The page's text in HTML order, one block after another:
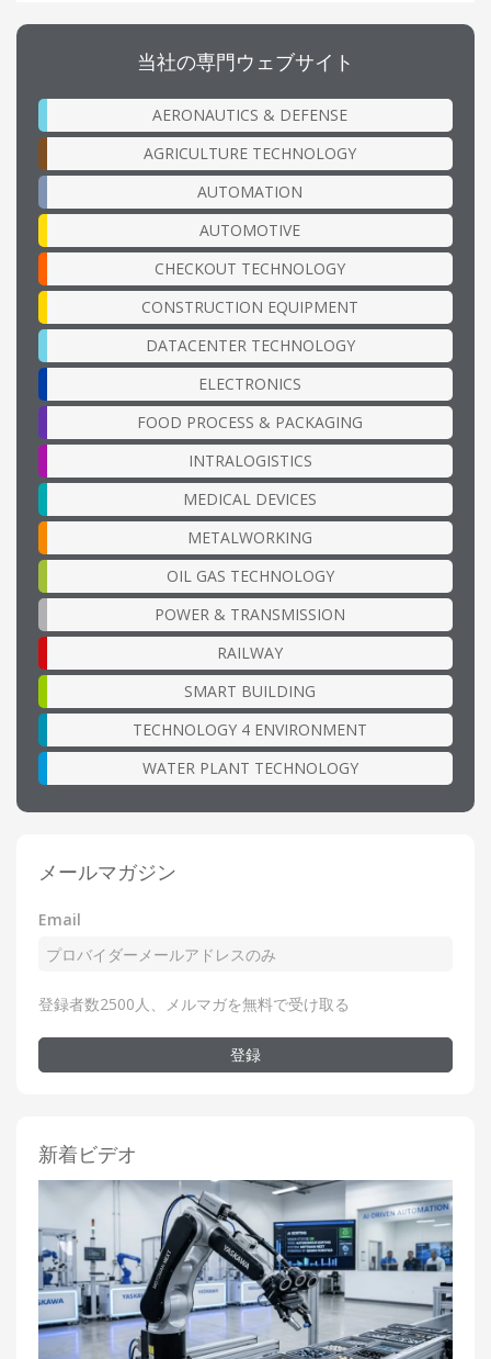
当社の専門ウェブサイト
AERONAUTICS & DEFENSE
AGRICULTURE TECHNOLOGY
AUTOMATION
AUTOMOTIVE
CHECKOUT TECHNOLOGY
CONSTRUCTION EQUIPMENT
DATACENTER TECHNOLOGY
ELECTRONICS
FOOD PROCESS & PACKAGING
INTRALOGISTICS
MEDICAL DEVICES
METALWORKING
OIL GAS TECHNOLOGY
POWER & TRANSMISSION
RAILWAY
SMART BUILDING
TECHNOLOGY 4 ENVIRONMENT
WATER PLANT TECHNOLOGY
メールマガジン
Email
登録者数2500人、メルマガを無料で受け取る
登録
新着ビデオ